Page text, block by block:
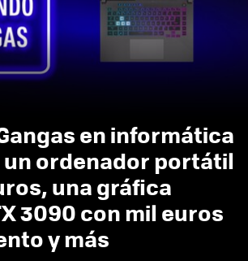
en informática
un ordenador portátil
una gráfica
3090 con mil euros
y más